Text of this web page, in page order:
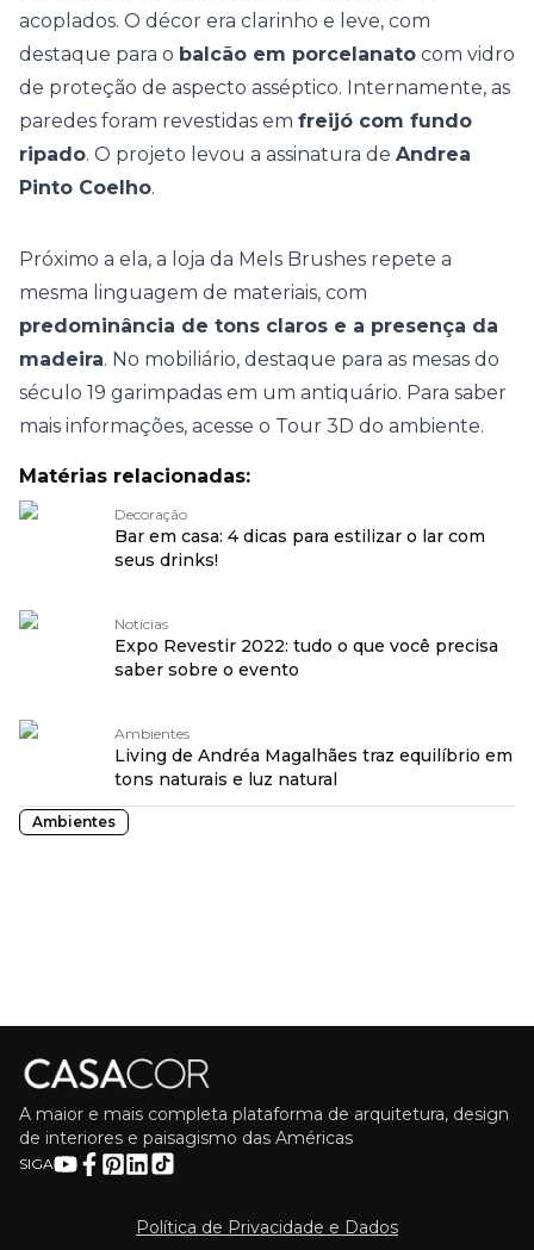
acoplados. O décor era clarinho e leve, com
destaque para o balcão em porcelanato com vidro
de proteção de aspecto asséptico. Internamente, as
paredes foram revestidas em freijó com fundo
ripado. O projeto levou a assinatura de Andrea
Pinto Coelho.
Próximo a ela, a loja da Mels Brushes repete a
mesma linguagem de materiais, com
predominância de tons claros e a presença da
madeira. No mobiliário, destaque para as mesas do
século 19 garimpadas em um antiquário. Para saber
mais informações, acesse o Tour 3D do ambiente.
Matérias relacionadas:
Decoração
Bar em casa: 4 dicas para estilizar o lar com
seus drinks!
Notícias
Expo Revestir 2022: tudo o que você precisa
saber sobre o evento
Ambientes
Living de Andréa Magalhães traz equilíbrio em
tons naturais e luz natural
Ambientes
A maior e mais completa plataforma de arquitetura, design
de interiores e paisagismo das Américas
SIGA
Política de Privacidade e Dados